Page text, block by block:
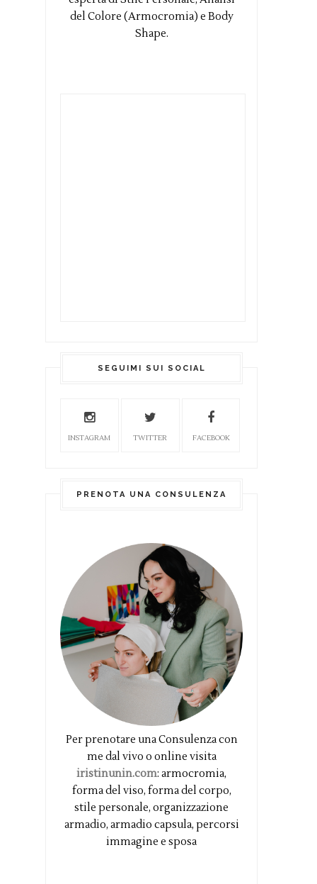
del Colore (Armocromia) e Body
Shape.
SEGUIMI SUI SOCIAL
INSTAGRAM TWITTER FACEBOOK
PRENOTA UNA CONSULENZA
Per prenotare una Consulenza con
me dal vivo o online visita
iristinunin.com: armocromia,
forma del viso, forma del corpo,
stile personale, organizzazione
armadio, armadio capsula, percorsi
immagine e sposa